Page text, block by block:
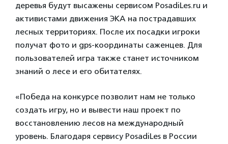
деревья будут высажены сервисом PosadiLes.ru и
активистами движения ЭКА на пострадавших
лесных территориях. После их посадки игроки
получат фото и gps-координаты саженцев. Для
пользователей игра также станет источником
знаний о лесе и его обитателях.
«Победа на конкурсе позволит нам не только
создать игру, но и вывести наш проект по
восстановлению лесов на международный
уровень. Благодаря сервису PosadiLes в России